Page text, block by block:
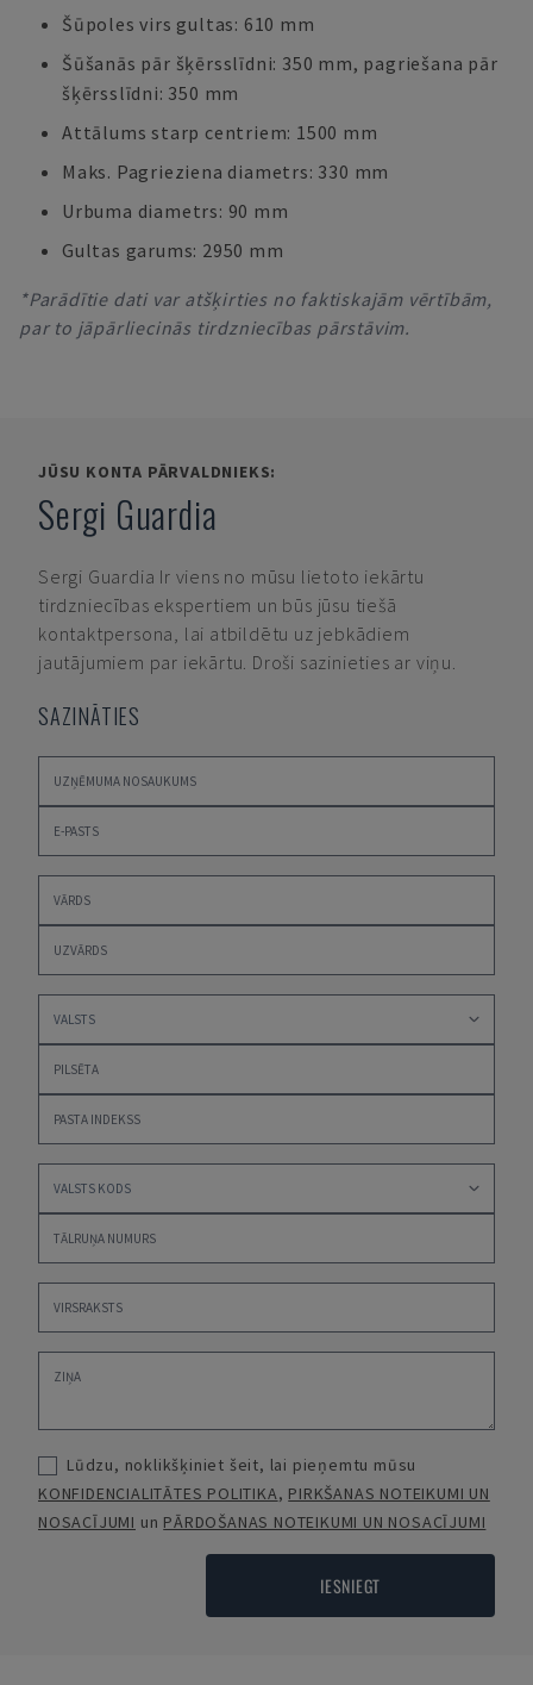
Šūpoles virs gultas: 610 mm
Šūšanās pār šķērsslīdni: 350 mm, pagriešana pār
šķērsslīdni: 350 mm
Attālums starp centriem: 1500 mm
Maks. Pagrieziena diametrs: 330 mm
Urbuma diametrs: 90 mm
Gultas garums: 2950 mm
*Parādītie dati var atšķirties no faktiskajām vērtībām,
par to jāpārliecinās tirdzniecības pārstāvim.
JŪSU KONTA PĀRVALDNIEKS:
Sergi Guardia
Sergi Guardia Ir viens no mūsu lietoto iekārtu
tirdzniecības ekspertiem un būs jūsu tiešā
kontaktpersona, lai atbildētu uz jebkādiem
jautājumiem par iekārtu. Droši sazinieties ar viņu.
SAZINĀTIES
Lūdzu, noklikšķiniet šeit, lai pieņemtu mūsu
KONFIDENCIALITĀTES POLITIKA, PIRKŠANAS NOTEIKUMI UN
NOSACĪJUMI un PĀRDOŠANAS NOTEIKUMI UN NOSACĪJUMI
IESNIEGT